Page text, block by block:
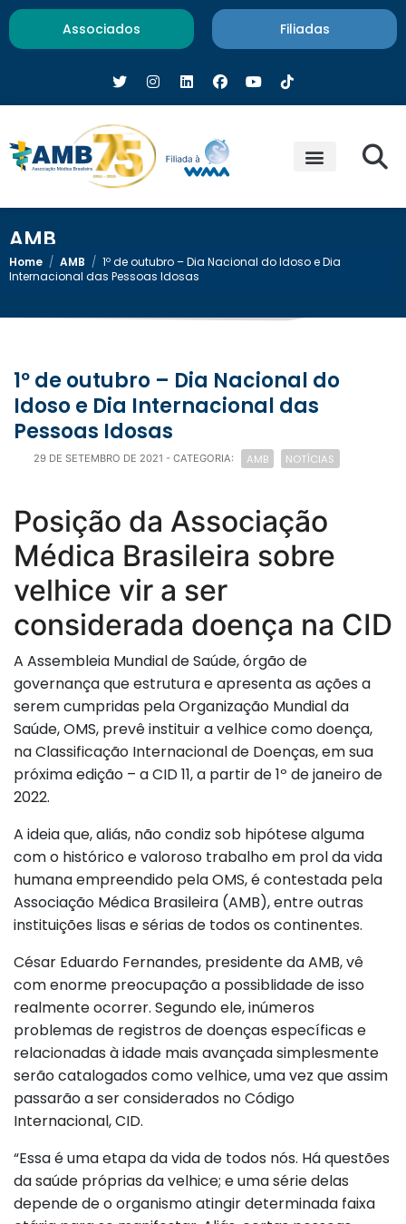
Associados Filiadas
AMB
Home / AMB / 1º de outubro – Dia Nacional do Idoso e Dia
Internacional das Pessoas Idosas
1º de outubro – Dia Nacional do
Idoso e Dia Internacional das
Pessoas Idosas
29 DE SETEMBRO DE 2021 - CATEGORIA: AMB NOTÍCIAS
Posição da Associação
Médica Brasileira sobre
velhice vir a ser
considerada doença na CID
A Assembleia Mundial de Saúde, órgão de
governança que estrutura e apresenta as ações a
serem cumpridas pela Organização Mundial da
Saúde, OMS, prevê instituir a velhice como doença,
na Classificação Internacional de Doenças, em sua
próxima edição – a CID 11, a partir de 1º de janeiro de
2022.
A ideia que, aliás, não condiz sob hipótese alguma
com o histórico e valoroso trabalho em prol da vida
humana empreendido pela OMS, é contestada pela
Associação Médica Brasileira (AMB), entre outras
instituições lisas e sérias de todos os continentes.
César Eduardo Fernandes, presidente da AMB, vê
com enorme preocupação a possiblidade de isso
realmente ocorrer. Segundo ele, inúmeros
problemas de registros de doenças específicas e
relacionadas à idade mais avançada simplesmente
serão catalogados como velhice, uma vez que assim
passarão a ser considerados no Código
Internacional, CID.
“Essa é uma etapa da vida de todos nós. Há questões
da saúde próprias da velhice; e uma série delas
depende de o organismo atingir determinada faixa